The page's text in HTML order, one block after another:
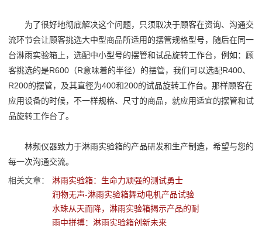
为了很好地彻底解决这个问题，只须取决于顾客在资询、沟通交
流环节会让顾客挑选大中型商品所适用的摆管规格型号，随后在同一
台淋雨实验箱上，选配中小型号的摆管和试品旋转工作台，例如：顾
客挑选的是R600（R意味着的半径）的摆管，我们可以选配R400、
R200的摆管，及其直徑为400和200的试品旋转工作台。那样顾客在
应用设备的时候，不一样规格、尺寸的商品，就应用适宜的摆管和试
品旋转工作台了。
林频仪器致力于淋雨实验箱的产品研发和生产制造，希望与您的
每一次沟通交流。
相关文章：
淋雨实验箱：生命力顽强的测试勇士
润物无声-淋雨实验箱舞动电机产品试验
水珠从天而降，淋雨实验箱揭示产品的耐
雨中拼搏：淋雨实验箱创新未来